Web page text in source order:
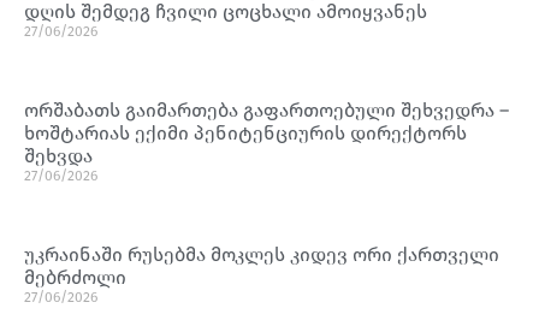
დღის შემდეგ ჩვილი ცოცხალი ამოიყვანეს
27/06/2026
ორშაბათს გაიმართება გაფართოებული შეხვედრა –
ხოშტარიას ექიმი პენიტენციურის დირექტორს
შეხვდა
27/06/2026
უკრაინაში რუსებმა მოკლეს კიდევ ორი ქართველი
მებრძოლი
27/06/2026